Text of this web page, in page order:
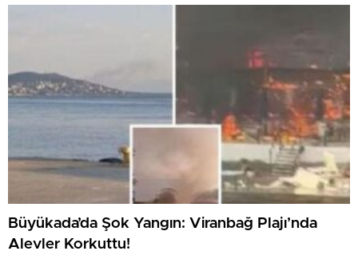
Büyükada’da Şok Yangın: Viranbağ Plajı’nda
Alevler Korkuttu!